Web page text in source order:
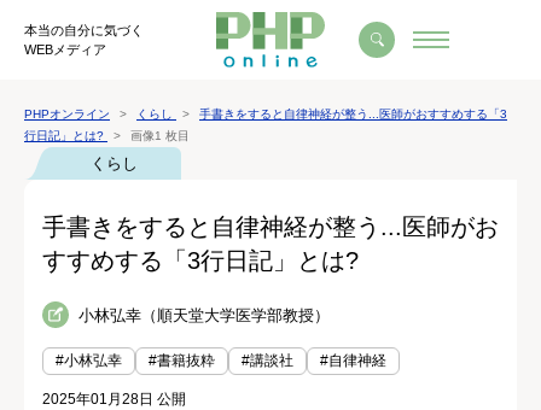
本当の自分に気づく
WEBメディア
PHPオンライン くらし
手書きをすると自律神経が整う...医師がおすすめする「3
行日記」とは?
画像1 枚目
くらし
手書きをすると自律神経が整う...医師がお
すすめする「3行日記」とは?
小林弘幸（順天堂大学医学部教授）
#小林弘幸 #書籍抜粋 #講談社 #自律神経
2025年01月28日 公開